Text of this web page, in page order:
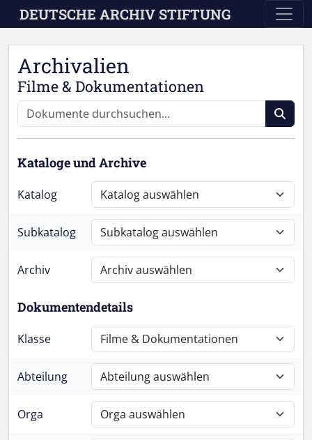
Skip to main content
DEUTSCHE ARCHIV STIFTUNG
Archivalien
Filme & Dokumentationen
Kataloge und Archive
Katalog
Subkatalog
Archiv
Dokumentendetails
Klasse
Abteilung
Orga